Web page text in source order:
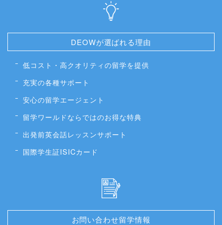
DEOWが選ばれる理由
低コスト・高クオリティの留学を提供
充実の各種サポート
安心の留学エージェント
留学ワールドならではのお得な特典
出発前英会話レッスンサポート
国際学生証ISICカード
お問い合わせ留学情報